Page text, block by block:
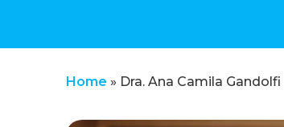
Home » Dra. Ana Camila Gandolfi